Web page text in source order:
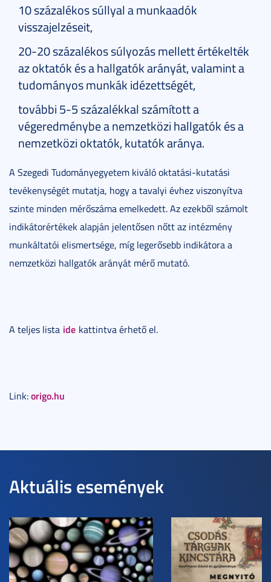
10 százalékos súllyal a munkaadók
visszajelzéseit,
20-20 százalékos súlyozás mellett értékelték
az oktatók és a hallgatók arányát, valamint a
tudományos munkák idézettségét,
további 5-5 százalékkal számított a
végeredménybe a nemzetközi hallgatók és a
nemzetközi oktatók, kutatók aránya.
A Szegedi Tudományegyetem kiváló oktatási-kutatási
tevékenységét mutatja, hogy a tavalyi évhez viszonyítva
szinte minden mérőszáma emelkedett. Az ezekből számolt
indikátorértékek alapján jelentősen nőtt az intézmény
munkáltatói elismertsége, míg legerősebb indikátora a
nemzetközi hallgatók arányát mérő mutató.
A teljes lista ide kattintva érhető el.
Link:origo.hu
Aktuális események